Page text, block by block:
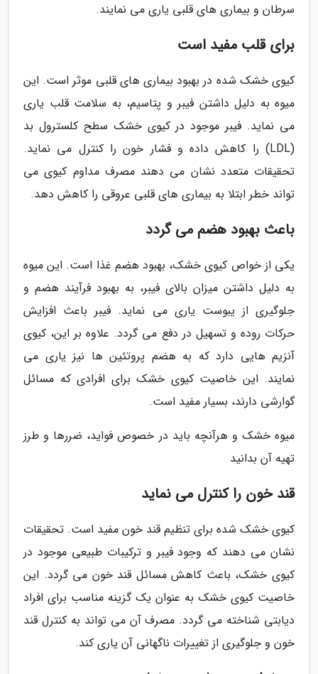
سرطان و بیماری های قلبی یاری می نمایند.
برای قلب مفید است
کیوی خشک شده در بهبود بیماری های قلبی موثر است. این
میوه به دلیل داشتن فیبر و پتاسیم، به سلامت قلب یاری
می نماید. فیبر موجود در کیوی خشک سطح کلسترول بد
(LDL) را کاهش داده و فشار خون را کنترل می نماید.
تحقیقات متعدد نشان می دهند مصرف مداوم کیوی می
تواند خطر ابتلا به بیماری های قلبی عروقی را کاهش دهد.
باعث بهبود هضم می گردد
یکی از خواص کیوی خشک، بهبود هضم غذا است. این میوه
به دلیل داشتن میزان بالای فیبر، به بهبود فرآیند هضم و
جلوگیری از یبوست یاری می نماید. فیبر باعث افزایش
حرکات روده و تسهیل در دفع می گردد. علاوه بر این، کیوی
آنزیم هایی دارد که به هضم پروتئین ها نیز یاری می
نمایند. این خاصیت کیوی خشک برای افرادی که مسائل
گوارشی دارند، بسیار مفید است.
میوه خشک و هرآنچه باید در خصوص فواید، ضررها و طرز
تهیه آن بدانید
قند خون را کنترل می نماید
کیوی خشک شده برای تنظیم قند خون مفید است. تحقیقات
نشان می دهند که وجود فیبر و ترکیبات طبیعی موجود در
کیوی خشک، باعث کاهش مسائل قند خون می گردد. این
خاصیت کیوی خشک به عنوان یک گزینه مناسب برای افراد
دیابتی شناخته می گردد. مصرف آن می تواند به کنترل قند
خون و جلوگیری از تغییرات ناگهانی آن یاری کند.